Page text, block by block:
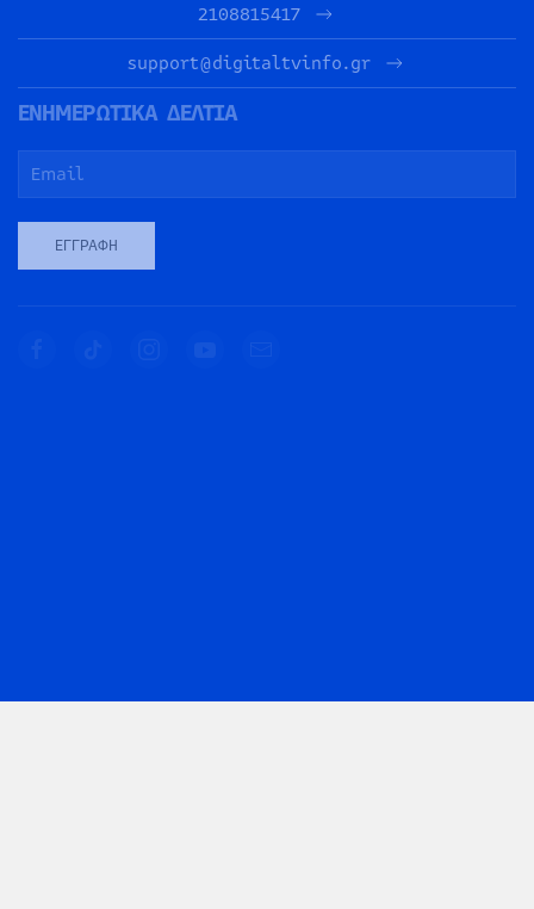
2108815417
support@digitaltvinfo.gr
ΕΝΗΜΕΡΩΤΙΚΑ ΔΕΛΤΙΑ
ΕΓΓΡΑΦΉ